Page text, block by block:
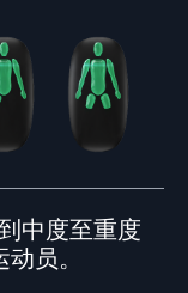
中度至重度
员。